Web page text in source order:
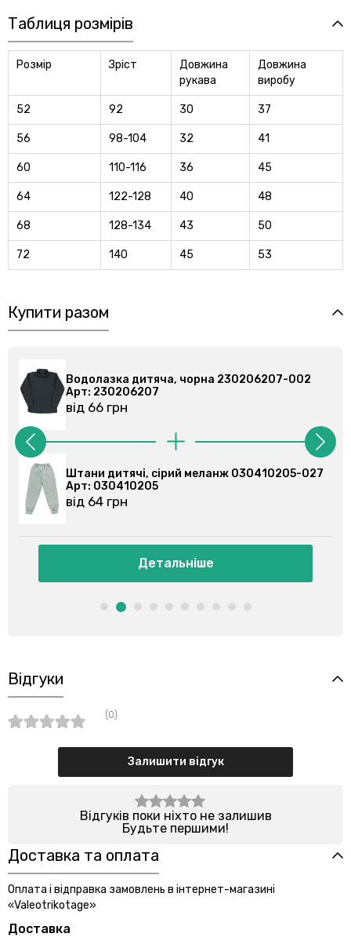
Таблиця розмірів
Розмір Зріст
Довжина
рукава
Довжина
виробу
52 92 30 37
56 98-104 32 41
60 110-116 36 45
64 122-128 40 48
68 128-134 43 50
72 140 45 53
Купити разом
Водолазка дитяча, чорна 230206207-002
Арт: 230206207
від 66 грн
Штани дитячі, сірий меланж 030410205-027
Арт: 030410205
від 64 грн
Детальніше
Відгуки
(0)
Залишити відгук
Відгуків поки ніхто не залишив
Будьте першими!
Доставка та оплата
Оплата і відправка замовлень в інтернет-магазині
«Valeotrikotage»
Доставка